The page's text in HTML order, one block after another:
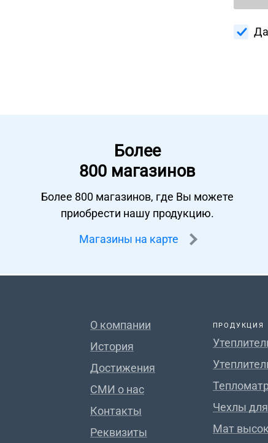
Более
800 магазинов
Более 800 магазинов, где Вы можете
приобрести нашу продукцию.
Магазины на карте
О компании
История
Достижения
СМИ о нас
Контакты
Реквизиты
ПРОДУКЦИЯ
Чехлы
Мат